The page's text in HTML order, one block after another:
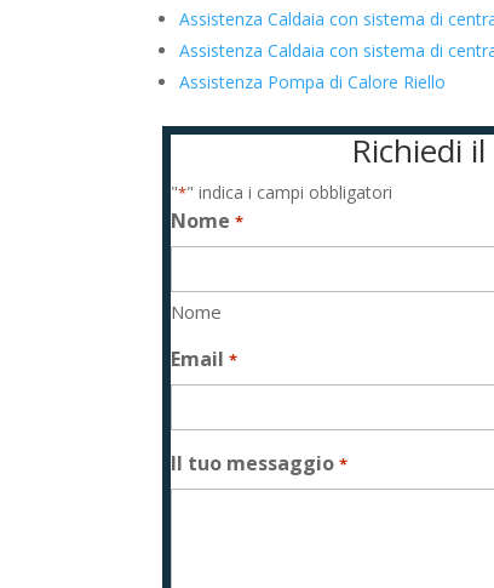
Assistenza Caldaia con sistema di
Assistenza Caldaia con sistema di
Assistenza Pompa di Calore Riello
Richiedi
"*" indica i campi obbligatori
Nome *
Nome
Email *
Il tuo messaggio *